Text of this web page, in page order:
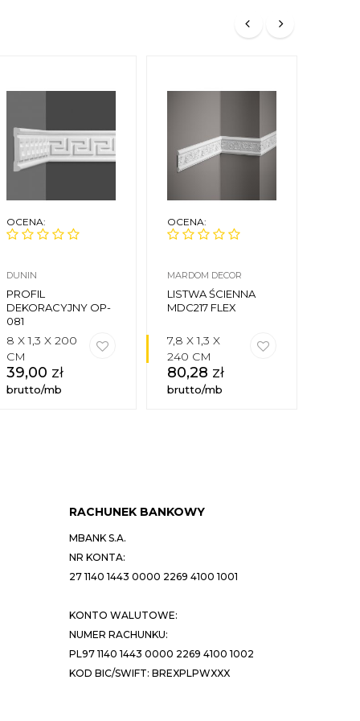
OCENA:
DUNIN
PROFIL
DEKORACYJNY OP-
081
8 X 1,3 X 200
CM
39,00 zł
brutto/mb
OCENA:
MARDOM DECOR
LISTWA ŚCIENNA
MDC217 FLEX
7,8 X 1,3 X
240 CM
80,28 zł
brutto/mb
RACHUNEK BANKOWY
MBANK S.A.
NR KONTA:
27 1140 1443 0000 2269 4100 1001
KONTO WALUTOWE:
NUMER RACHUNKU:
PL97 1140 1443 0000 2269 4100 1002
KOD BIC/SWIFT: BREXPLPWXXX